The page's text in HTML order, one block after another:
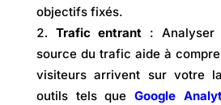
objectifs fixés.
Trafic entrant :
source du trafic aide à
visiteurs arrivent sur votre
outils tels que Google